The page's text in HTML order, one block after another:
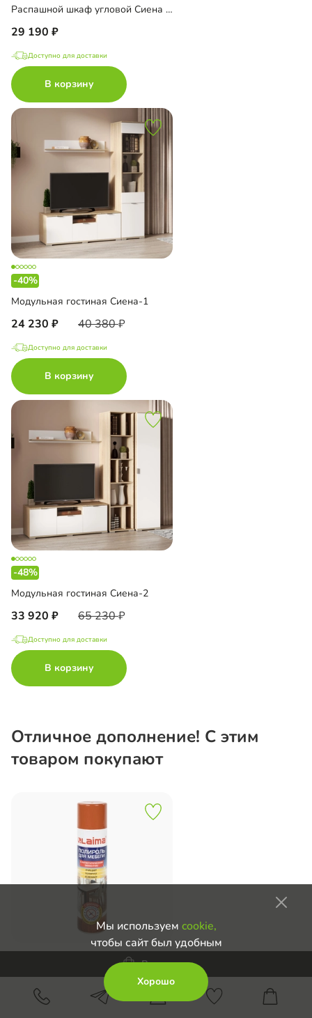
Распашной шкаф угловой Сиена с зеркалом
29 190
Доступно для доставки
В корзину
-40%
Модульная гостиная Сиена-1
24 230 40 380
Доступно для доставки
В корзину
-48%
Модульная гостиная Сиена-2
33 920 65 230
Доступно для доставки
В корзину
Отличное дополнение! С этим
товаром покупают
Полироль Классик с воском
Мы используем cookie,
чтобы сайт был удобным
Хорошо
В корзину